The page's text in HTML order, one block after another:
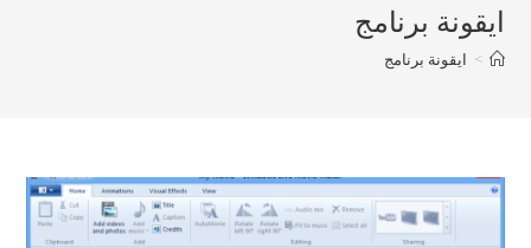
ايقونة برنامج
> ايقونة برنامج